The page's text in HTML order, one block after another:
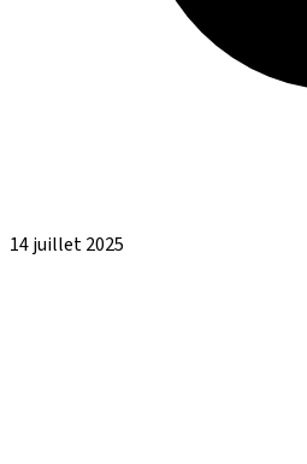
14 juillet 2025